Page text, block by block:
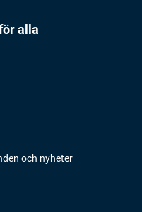
alla
och nyheter